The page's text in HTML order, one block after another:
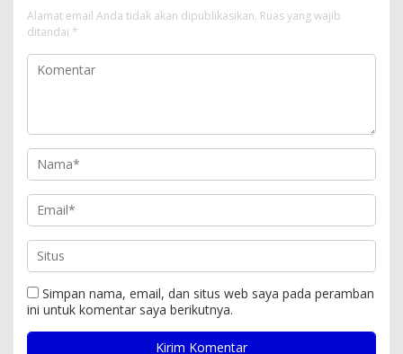
Alamat email Anda tidak akan dipublikasikan. Ruas yang wajib
ditandai *
Simpan nama, email, dan situs web saya pada peramban
ini untuk komentar saya berikutnya.